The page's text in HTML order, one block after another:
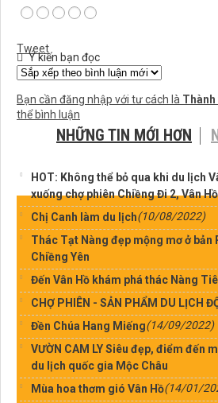
Tweet
Ý kiến bạn đọc
Bạn cần đăng nhập với tư cách là
thể bình luận
NHỮNG TIN MỚI HƠN
HOT: Không thể bỏ qua khi du lịch
xuống chợ phiên Chiềng Đi 2, Vân Hồ
Chị Canh làm du lịch(10/08/2022)
Thác Tạt Nàng đẹp mộng mơ ở bản
Chiềng Yên
Đến Vân Hồ khám phá thác Nàng
CHỢ PHIÊN - SẢN PHẨM DU LỊCH
Đền Chúa Hang Miếng(14/09/2022)
VƯỜN CAM LY Siêu đẹp, điểm đến
du lịch quốc gia Mộc Châu
Mùa hoa thơm gió Vân Hồ(14/01/